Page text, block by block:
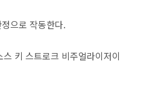
으로 작동한다.
키 스트로크 비주얼라이저이